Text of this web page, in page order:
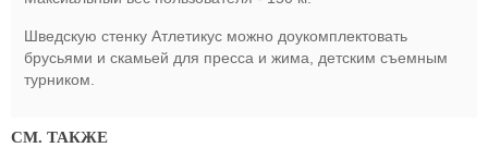
Шведскую стенку Атлетикус можно доукомплектовать
брусьями и скамьей для пресса и жима, детским съемным
турником.
СМ. ТАКЖЕ